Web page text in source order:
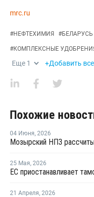
mrc.ru
#НЕФТЕХИМИЯ #БЕЛАРУСЬ
#КОМПЛЕКСНЫЕ
Еще 1 +Добавить
Похожие
04 Июня, 2026
25 Мая, 2026
21 Апреля, 2026